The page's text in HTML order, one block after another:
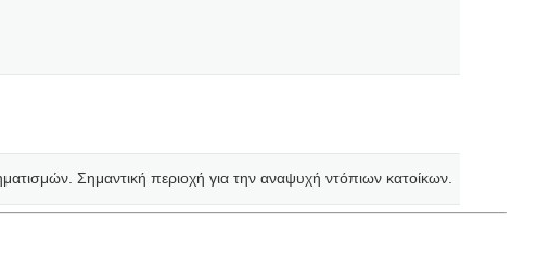
Σημαντική περιοχή για την αναψυχή ντόπιων κατοίκων.